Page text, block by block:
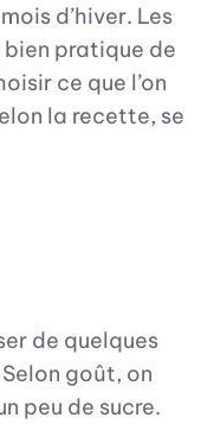
d’hiver. Les
bien pratique de
ce que l’on
la recette, se
de quelques
goût, on
peu de sucre.